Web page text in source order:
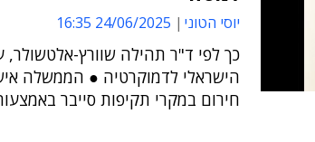
יוסי הטוני 24/06/2025 16:35
כך לפי ד"ר תהילה שוורץ-אלטשולר,
הישראלי לדמוקרטיה ● הממשלה
חירום במקרי תקיפות סייבר